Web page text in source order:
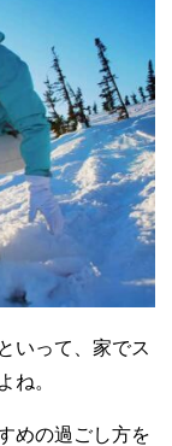
いって、家でス
ね。
めの過ごし方を